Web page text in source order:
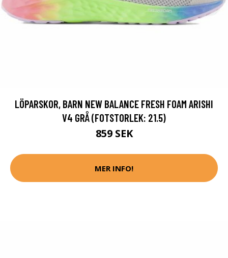
LÖPARSKOR, BARN NEW BALANCE FRESH FOAM ARISHI
V4 GRÅ (FOTSTORLEK: 21.5)
859 SEK
MER INFO!